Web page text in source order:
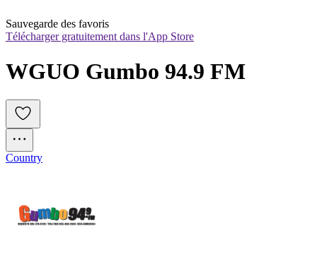
Sauvegarde des favoris
Télécharger gratuitement dans l'App Store
WGUO Gumbo 94.9 FM
Country